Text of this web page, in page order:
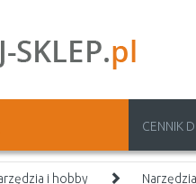
CENNIK
i hobby